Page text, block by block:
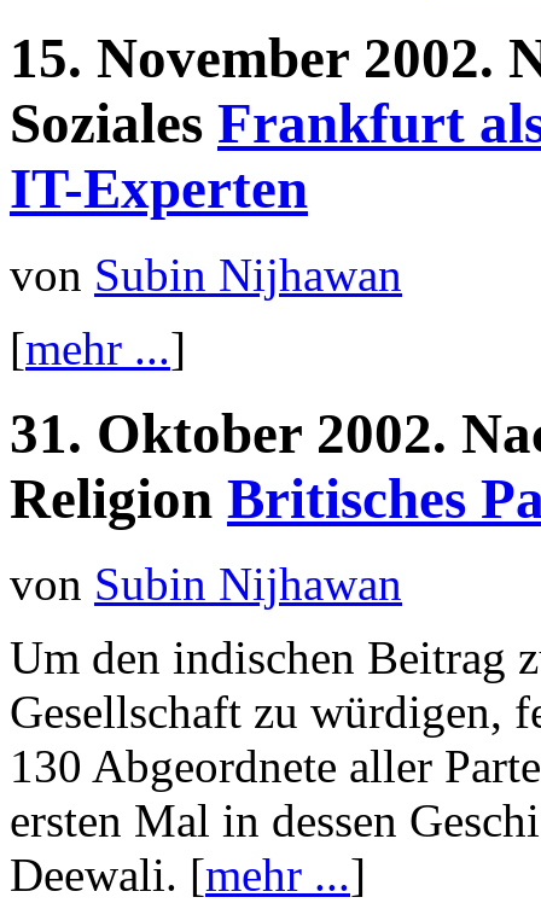
15. November 2002.
Soziales Frankfurt
IT-Experten
von Subin Nijhawan
[mehr ...]
31. Oktober 2002.
Religion Britisches
von Subin Nijhawan
Um den indischen Beitrag
Gesellschaft zu würdigen,
130 Abgeordnete aller
ersten Mal in dessen
Deewali. [mehr ...]